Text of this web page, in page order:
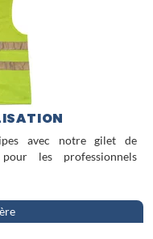
avec notre gilet de
les professionnels